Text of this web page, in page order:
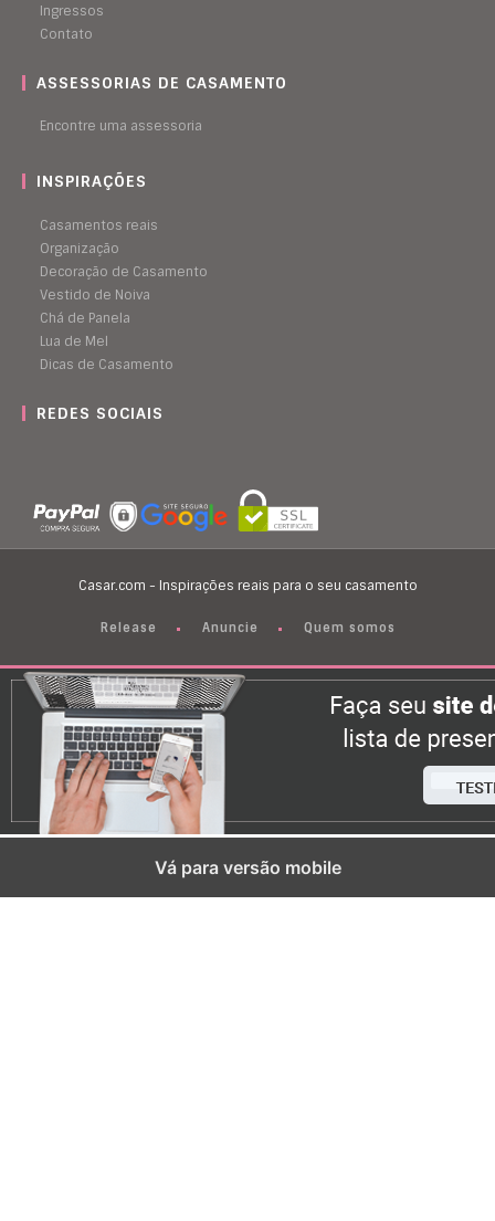
Ingressos
Contato
ASSESSORIAS DE CASAMENTO
Encontre uma assessoria
INSPIRAÇÕES
Casamentos reais
Organização
Decoração de Casamento
Vestido de Noiva
Chá de Panela
Lua de Mel
Dicas de Casamento
REDES SOCIAIS
Casar.com - Inspirações reais para o seu casamento
Release Anuncie Quem somos
Vá para versão mobile